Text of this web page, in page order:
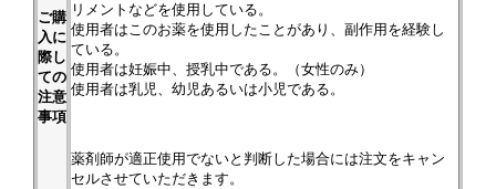
ご購
入に
際し
ての
注意
事項
リメントなどを使用している。
使用者はこのお薬を使用したことがあり、副作用を経験し
ている。
使用者は妊娠中、授乳中である。（女性のみ）
使用者は乳児、幼児あるいは小児である。
薬剤師が適正使用でないと判断した場合には注文をキャン
セルさせていただきます。